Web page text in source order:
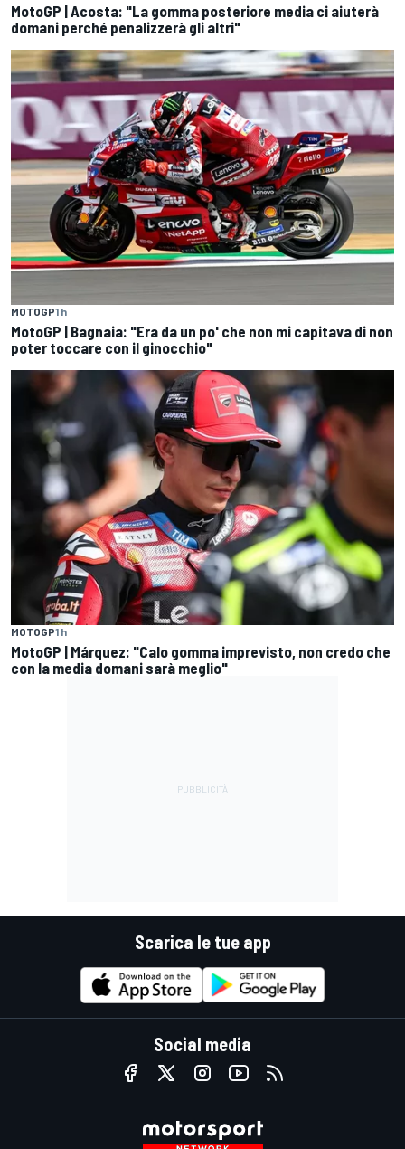
MotoGP | Acosta: "La gomma posteriore media ci aiuterà
domani perché penalizzerà gli altri"
MOTOGP1 h
MotoGP | Bagnaia: "Era da un po' che non mi capitava di non
poter toccare con il ginocchio"
MOTOGP1 h
MotoGP | Márquez: "Calo gomma imprevisto, non credo che
con la media domani sarà meglio"
Scarica le tue app
Social media